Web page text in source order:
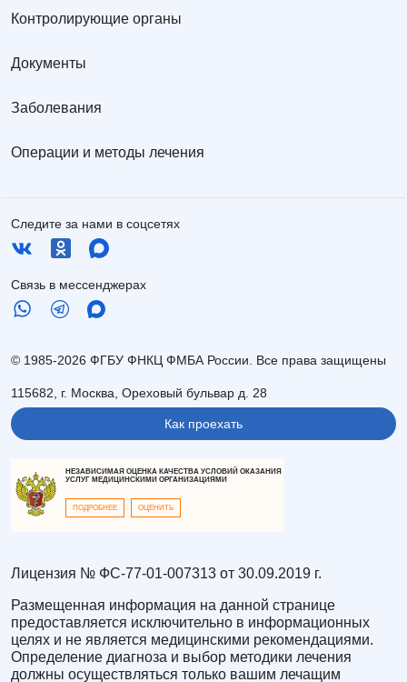
Контролирующие органы
Документы
Заболевания
Операции и методы лечения
Следите за нами в соцсетях
Связь в мессенджерах
© 1985-2026 ФГБУ ФНКЦ ФМБА России. Все права защищены
115682, г. Москва, Ореховый бульвар д. 28
Как проехать
НЕЗАВИСИМАЯ ОЦЕНКА КАЧЕСТВА УСЛОВИЙ ОКАЗАНИЯ
УСЛУГ МЕДИЦИНСКИМИ ОРГАНИЗАЦИЯМИ
ПОДРОБНЕЕ ОЦЕНИТЬ
Лицензия № ФС-77-01-007313 от 30.09.2019 г.
Размещенная информация на данной странице
предоставляется исключительно в информационных
целях и не является медицинскими рекомендациями.
Определение диагноза и выбор методики лечения
должны осуществляться только вашим лечащим